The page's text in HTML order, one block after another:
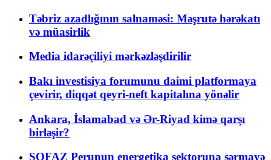
Təbriz azadlığının salnaməsi: Məşrutə hərəkatı
və müasirlik
Media idarəçiliyi mərkəzləşdirilir
Bakı investisiya forumunu daimi platformaya
çevirir, diqqət qeyri-neft kapitalına yönəlir
Ankara, İslamabad və Ər-Riyad kimə qarşı
birləşir?
SOFAZ Perunun energetika sektoruna sərmayə